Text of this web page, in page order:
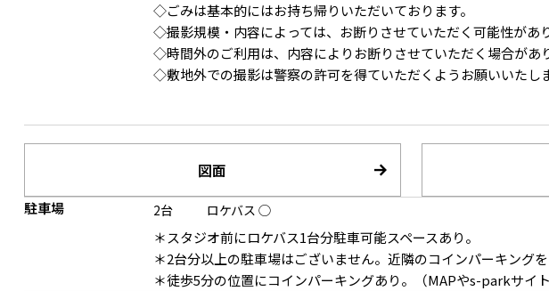
ダイニンングキッチンと繋がるガラス扉 ポートレートやインタビューシーンにも
奥行き感の演出も可能
◇ごみは基本的にはお持ち帰りいただいております。
◇撮影規模・内容によっては、お断りさせていただく可能性があり
◇時間外のご利用は、内容によりお断りさせていただく場合があ
◇敷地外での撮影は警察の許可を得ていただくようお願いいたし
図面
駐車場 2台 ロケバス◯
＊スタジオ前にロケバス1台分駐車可能スペースあり。
＊2台分以上の駐車場はございません。近隣のコインパーキングを
＊徒歩5分の位置にコインパーキングあり。（MAPやs-parkサイト